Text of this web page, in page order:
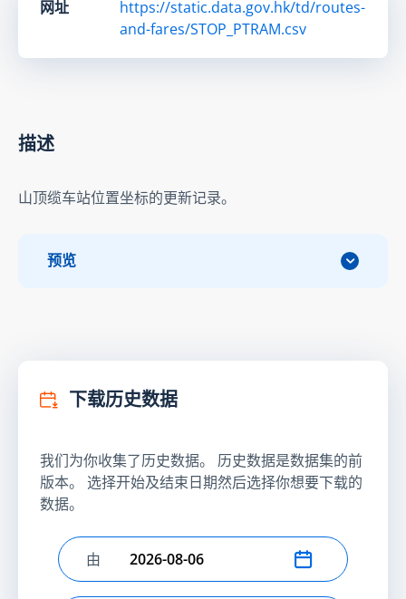
网址
https://static.data.gov.hk/td/routes-
and-fares/STOP_PTRAM.csv
描述
山顶缆车站位置坐标的更新记录。
预览
下载历史数据
我们为你收集了历史数据。 历史数据是数据集的前
版本。 选择开始及结束日期然后选择你想要下载的
数据。
选择开始日期
由